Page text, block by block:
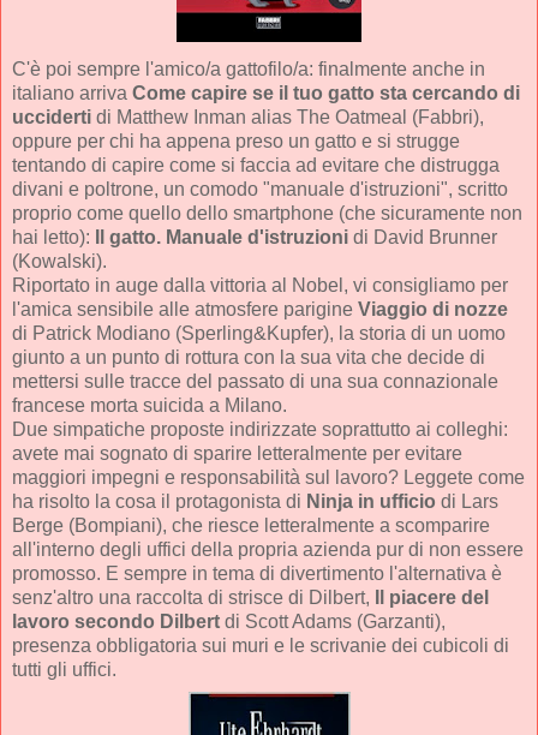
C'è poi sempre l'amico/a gattofilo/a: finalmente anche in
italiano arriva Come capire se il tuo gatto sta cercando di
ucciderti di Matthew Inman alias The Oatmeal (Fabbri),
oppure per chi ha appena preso un gatto e si strugge
tentando di capire come si faccia ad evitare che distrugga
divani e poltrone, un comodo "manuale d'istruzioni", scritto
proprio come quello dello smartphone (che sicuramente non
hai letto):
Il gatto. Manuale d'istruzioni di David Brunner
(Kowalski).
Riportato in auge dalla vittoria al Nobel, vi consigliamo per
l'amica sensibile alle atmosfere parigine Viaggio di nozze
di Patrick Modiano (Sperling&Kupfer), la storia di un uomo
giunto a un punto di rottura con la sua vita che decide di
mettersi sulle tracce del passato di una sua connazionale
francese morta suicida a Milano.
Due simpatiche proposte indirizzate soprattutto ai colleghi:
avete mai sognato di sparire letteralmente per evitare
maggiori impegni e responsabilità sul lavoro? Leggete come
ha risolto la cosa il protagonista di Ninja in ufficio di Lars
Berge (Bompiani), che riesce letteralmente a scomparire
all'interno degli uffici della propria azienda pur di non essere
promosso. E sempre in tema di divertimento l'alternativa è
senz'altro una raccolta di strisce di Dilbert,
Il piacere del
lavoro secondo Dilbert di Scott Adams (Garzanti),
presenza obbligatoria sui muri e le scrivanie dei cubicoli di
tutti gli uffici.